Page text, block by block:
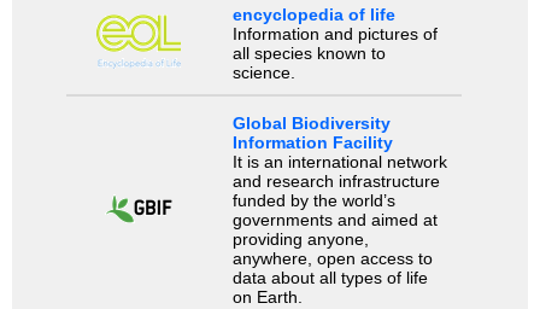
encyclopedia of life
Information and pictures of
all species known to
science.
Global Biodiversity
Information Facility
It is an international network
and research infrastructure
funded by the world’s
governments and aimed at
providing anyone,
anywhere, open access to
data about all types of life
on Earth.